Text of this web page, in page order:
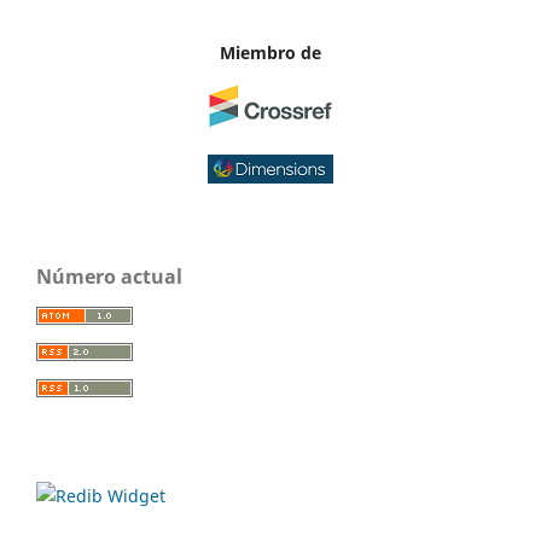
Miembro de
Número actual